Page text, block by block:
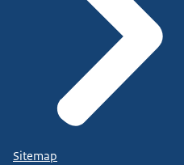
Sitemap